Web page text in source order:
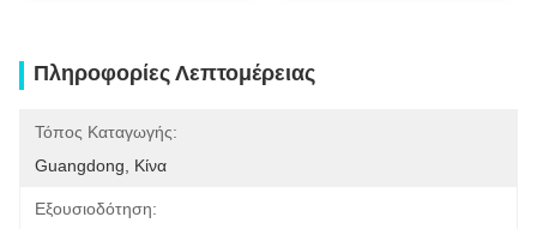
Πληροφορίες Λεπτομέρειας
Τόπος Καταγωγής:
Guangdong, Κίνα
Εξουσιοδότηση: